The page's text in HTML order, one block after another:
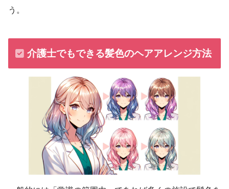
う。
介護士でもできる髪色のヘアアレンジ方法